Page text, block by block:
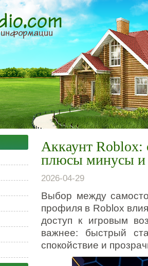
Аккаунт Roblox:
плюсы минусы и
2026-04-29
Выбор между
профиля в Roblox
доступ к игровым
важнее: быстрый
спокойствие и